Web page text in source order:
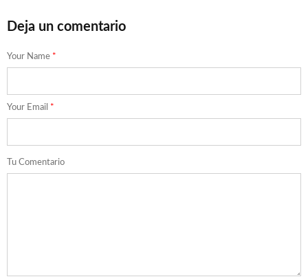
Deja un comentario
Your Name *
Your Email *
Tu Comentario